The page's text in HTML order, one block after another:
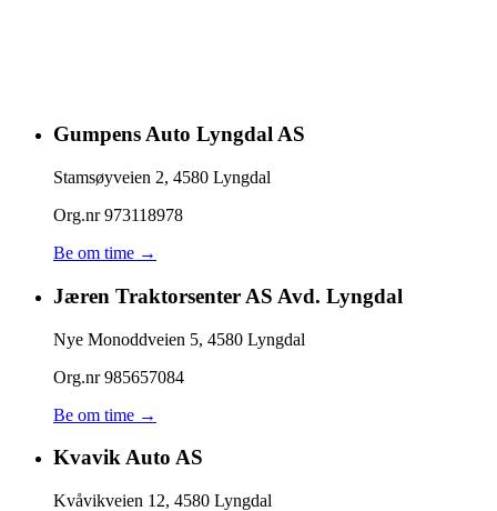
Gumpens Auto Lyngdal AS
Stamsøyveien 2, 4580 Lyngdal
Org.nr973118978
Be om time →
Jæren Traktorsenter AS Avd. Lyngdal
Nye Monoddveien 5, 4580 Lyngdal
Org.nr985657084
Be om time →
Kvavik Auto AS
Kvåvikveien 12, 4580 Lyngdal